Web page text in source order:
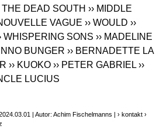
THE DEAD SOUTH ›› MIDDLE
VAGUE ›› WOULD ››
WHISPERING SONS ›› MADELINE
BUNGER ›› BERNADETTE LA
›› KUOKO ›› PETER GABRIEL ››
LUCIUS
| Autor: Achim Fischelmanns |› kontakt ›